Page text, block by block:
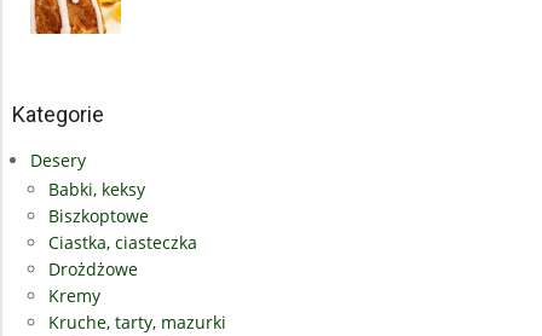
Kategorie
Desery
Babki, keksy
Biszkoptowe
Ciastka, ciasteczka
Drożdżowe
Kremy
Kruche, tarty, mazurki